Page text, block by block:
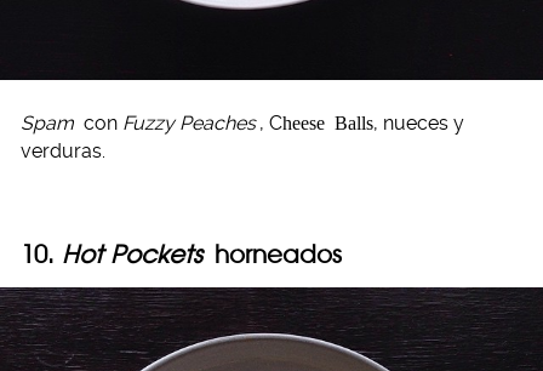
Spam con Fuzzy Peaches , Cheese Balls, nueces y
verduras.
10. Hot Pockets horneados